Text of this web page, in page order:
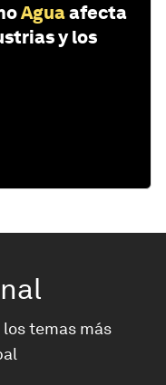
Aguaafecta
y los
temas más